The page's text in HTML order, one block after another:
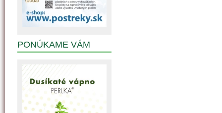
PONÚKAME VÁM